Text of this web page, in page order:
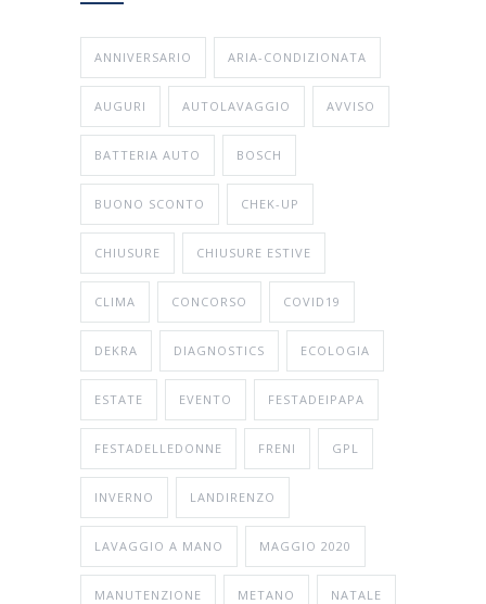
ANNIVERSARIO ARIA-CONDIZIONATA
AUGURI AUTOLAVAGGIO AVVISO
BATTERIA AUTO BOSCH
BUONO SCONTO CHEK-UP
CHIUSURE CHIUSURE ESTIVE
CLIMA CONCORSO COVID19
DEKRA DIAGNOSTICS ECOLOGIA
ESTATE EVENTO FESTADEIPAPA
FESTADELLEDONNE FRENI GPL
INVERNO LANDIRENZO
LAVAGGIO A MANO MAGGIO 2020
MANUTENZIONE METANO NATALE